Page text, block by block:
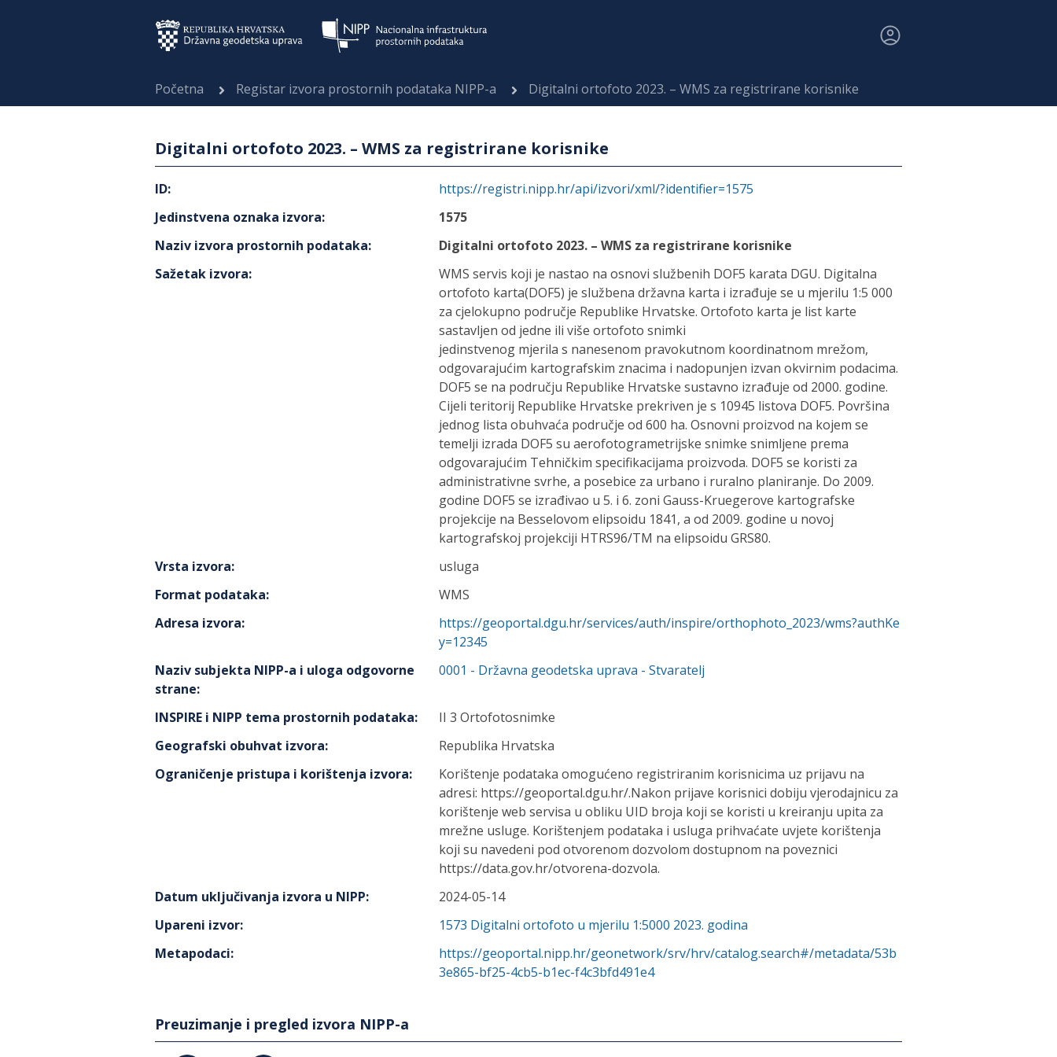
Početna Registar izvora prostornih podataka NIPP-a Digitalni ortofoto 2023. – WMS za registrirane korisnike
Digitalni ortofoto 2023. – WMS za registrirane korisnike
ID:
https://registri.nipp.hr/api/izvori/xml/?identifier=1575
Jedinstvena oznaka izvora:
1575
Naziv izvora prostornih podataka:
Digitalni ortofoto 2023. – WMS za registrirane korisnike
Sažetak izvora:
WMS servis koji je nastao na osnovi službenih DOF5 karata DGU. Digitalna
ortofoto karta(DOF5) je službena državna karta i izrađuje se u mjerilu 1:5 000
za cjelokupno područje Republike Hrvatske. Ortofoto karta je list karte
sastavljen od jedne ili više ortofoto snimki
jedinstvenog mjerila s nanesenom pravokutnom koordinatnom mrežom,
odgovarajućim kartografskim znacima i nadopunjen izvan okvirnim podacima.
DOF5 se na području Republike Hrvatske sustavno izrađuje od 2000. godine.
Cijeli teritorij Republike Hrvatske prekriven je s 10945 listova DOF5. Površina
jednog lista obuhvaća područje od 600 ha. Osnovni proizvod na kojem se
temelji izrada DOF5 su aerofotogrametrijske snimke snimljene prema
odgovarajućim Tehničkim specifikacijama proizvoda. DOF5 se koristi za
administrativne svrhe, a posebice za urbano i ruralno planiranje. Do 2009.
godine DOF5 se izrađivao u 5. i 6. zoni Gauss-Kruegerove kartografske
projekcije na Besselovom elipsoidu 1841, a od 2009. godine u novoj
kartografskoj projekciji HTRS96/TM na elipsoidu GRS80.
Vrsta izvora:
usluga
Format podataka:
WMS
Adresa izvora:
https://geoportal.dgu.hr/services/auth/inspire/orthophoto_2023/wms?authKe
y=12345
Naziv subjekta NIPP-a i uloga odgovorne
strane:
0001 - Državna geodetska uprava - Stvaratelj
INSPIRE i NIPP tema prostornih podataka:
II 3 Ortofotosnimke
Geografski obuhvat izvora:
Republika Hrvatska
Ograničenje pristupa i korištenja izvora:
Korištenje podataka omogućeno registriranim korisnicima uz prijavu na
adresi: https://geoportal.dgu.hr/.Nakon prijave korisnici dobiju vjerodajnicu za
korištenje web servisa u obliku UID broja koji se koristi u kreiranju upita za
mrežne usluge. Korištenjem podataka i usluga prihvaćate uvjete korištenja
koji su navedeni pod otvorenom dozvolom dostupnom na poveznici
https://data.gov.hr/otvorena-dozvola.
Datum uključivanja izvora u NIPP:
2024-05-14
Upareni izvor: 1573 Digitalni ortofoto u mjerilu 1:5000 2023. godina
Metapodaci:
https://geoportal.nipp.hr/geonetwork/srv/hrv/catalog.search#/metadata/53b
3e865-bf25-4cb5-b1ec-f4c3bfd491e4
Preuzimanje i pregled izvora NIPP-a